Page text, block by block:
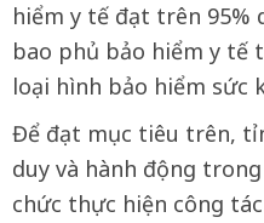
hiểm y tế đạt trên 95%
bao phủ bảo hiểm y tế
loại hình bảo hiểm sức
Để đạt mục tiêu trên,
duy và hành động
chức thực hiện công